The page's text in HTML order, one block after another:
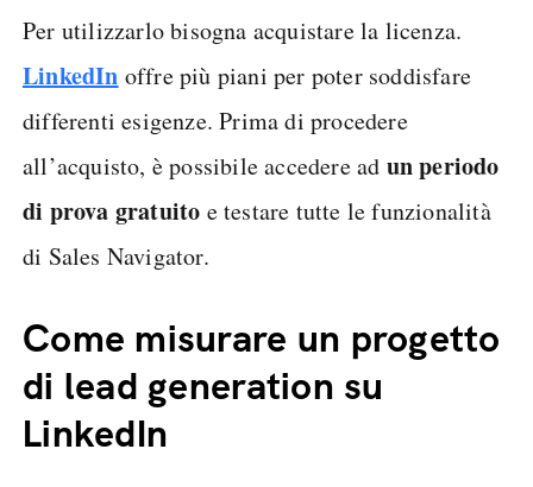
Per utilizzarlo bisogna acquistare la licenza.
LinkedIn offre più piani per poter soddisfare
differenti esigenze. Prima di procedere
all’acquisto, è possibile accedere ad un periodo
di prova gratuito e testare tutte le funzionalità
di Sales Navigator.
Come misurare un progetto
di lead generation su
LinkedIn